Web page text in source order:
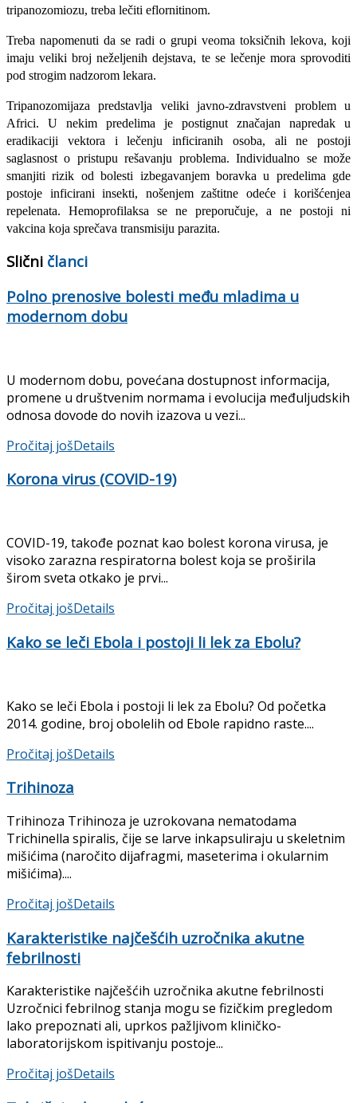
tripanozomiozu, treba lečiti eflornitinom.
Treba napomenuti da se radi o grupi veoma toksičnih lekova, koji
imaju veliki broj neželjenih dejstava, te se lečenje mora sprovoditi
pod strogim nadzorom lekara.
Tripanozomijaza predstavlja veliki javno-zdravstveni problem u
Africi. U nekim predelima je postignut značajan napredak u
eradikaciji vektora i lečenju inficiranih osoba, ali ne postoji
saglasnost o pristupu rešavanju problema. Individualno se može
sma­njiti rizik od bolesti izbegavanjem boravka u pre­delima gde
postoje inficirani insekti, nošenjem zaštitne odeće i korišćenjea
repelenata. Hemoprofilaksa se ne preporučuje, a ne postoji ni
vakcina koja sprečava transmisiju parazita.
Slični članci
Polno prenosive bolesti među mladima u
modernom dobu
U modernom dobu, povećana dostupnost informacija,
promene u društvenim normama i evolucija međuljudskih
odnosa dovode do novih izazova u vezi...
Pročitaj jošDetails
Korona virus (COVID-19)
COVID-19, takođe poznat kao bolest korona virusa, je
visoko zarazna respiratorna bolest koja se proširila
širom sveta otkako je prvi...
Pročitaj jošDetails
Kako se leči Ebola i postoji li lek za Ebolu?
Kako se leči Ebola i postoji li lek za Ebolu? Od početka
2014. godine, broj obolelih od Ebole rapidno raste....
Pročitaj jošDetails
Trihinoza
Trihinoza Trihinoza je uzrokovana nematodama
Trichinella spiralis, čije se larve inkapsuliraju u skeletnim
mišićima (naročito dija­fragmi, maseterima i okularnim
mišićima)....
Pročitaj jošDetails
Karakteristike najčešćih uzročnika akutne
febrilnosti
Karakteristike najčešćih uzročnika akutne febrilnosti
Uzročnici febrilnog stanja mogu se fizič­kim pregledom
lako prepoznati ali, uprkos pažljivom kliničko-
laboratorijskom ispiti­vanju postoje...
Pročitaj jošDetails